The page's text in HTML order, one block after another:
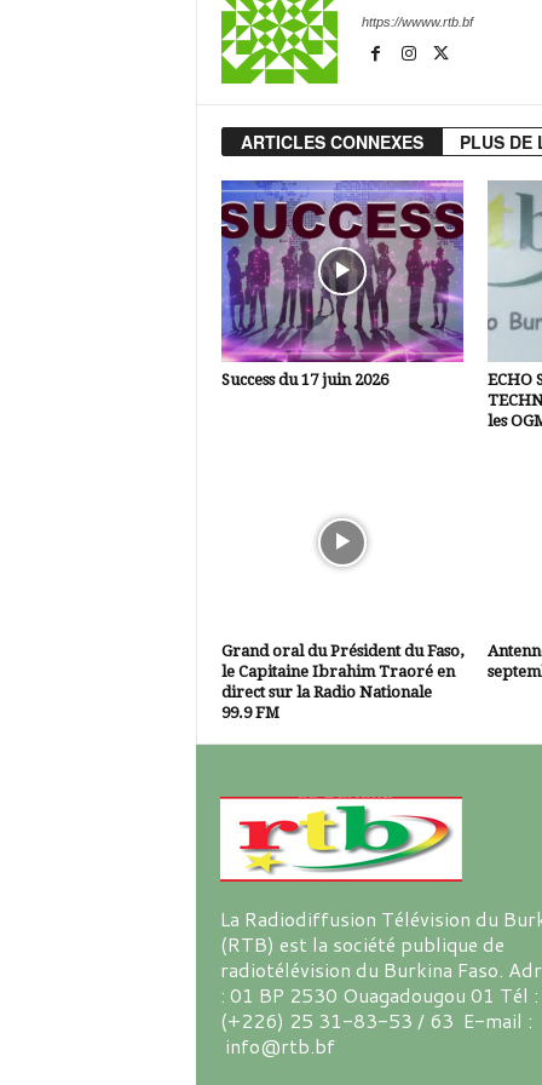
https://wwww.rtb.bf
ARTICLES CONNEXES PLUS DE
Success du 17 juin 2026
ECHO
les
Grand oral du Président du Faso,
le Capitaine Ibrahim Traoré en
direct sur la Radio Nationale
99.9 FM
La Radiodiffusion Télévision du
(RTB) est la société publique de
radiotélévision du Burkina Faso.
: 01 BP 2530 Ouagadougou 01 Tél :
(+226) 25 31-83-53 / 63 E-mail :
info@rtb.bf